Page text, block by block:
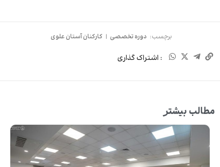
برچسب: دوره تخصصی | کارکنان آستان علوی
: اشتراک گذاری
مطالب بیشتر